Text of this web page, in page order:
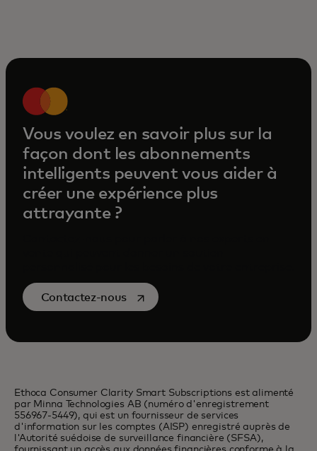
Vous voulez en savoir plus sur la
façon dont les abonnements
intelligents peuvent vous aider à
créer une expérience plus
attrayante ?
Contactez-nouss’ouvre dans un nouvel onglet
Ethoca Consumer Clarity Smart Subscriptions est alimenté
par Minna Technologies AB (numéro d'enregistrement
556967-5449), qui est un fournisseur de services
d'information sur les comptes (AISP) enregistré auprès de
l'Autorité suédoise de surveillance financière (SFSA),